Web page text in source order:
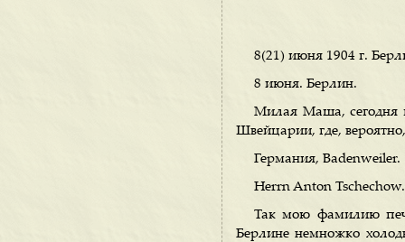
8(21) июня 1904 г.
8 июня. Берлин.
Милая Маша, сегодня
Швейцарии, где,
Германия, Badenweiler.
Herrn Anton Tschechow.
Так мою фамилию
Берлине немножко